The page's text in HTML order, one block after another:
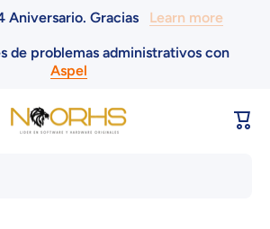
contenido
Aniversario. Gracias Learn more
de problemas administrativos con
Aspel